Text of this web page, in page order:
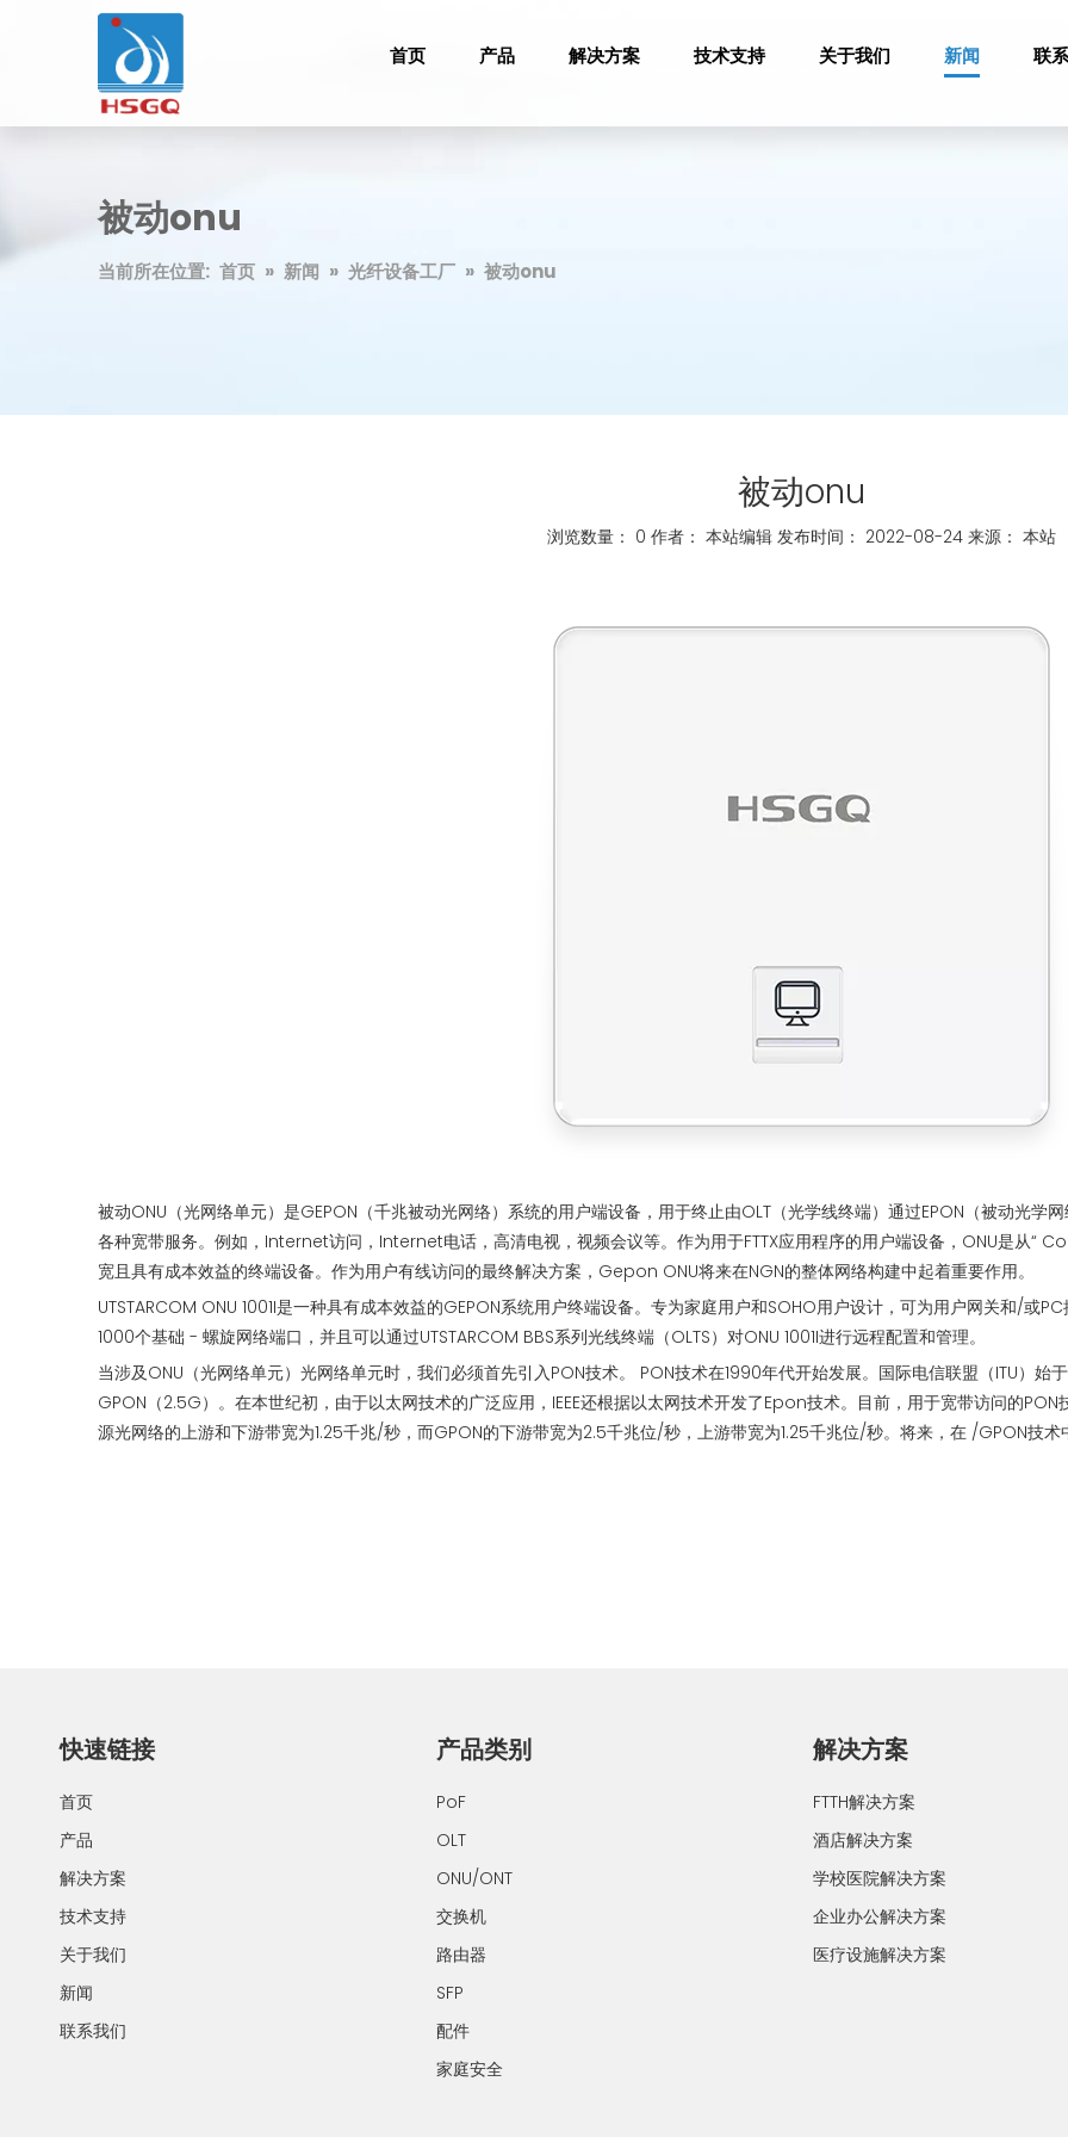
首页 产品 解决方案 技术支持 关于我们 新闻 联
被动onu
当前所在位置: 首页 » 新闻 » 光纤设备工厂 » 被动onu
被动onu
浏览数量： 0 作者： 本站编辑 发布时间： 2022-08-24 来源： 本站
被动ONU（光网络单元）是GEPON（千兆被动光网络）系统的用户端设备，用于终止由OLT（光学线终端）通过EPON（被动光学
各种宽带服务。例如，Internet访问，Internet电话，高清电视，视频会议等。作为用于FTTX应用程序的用户端设备，ONU是从“
宽且具有成本效益的终端设备。作为用户有线访问的最终解决方案，Gepon ONU将来在NGN的整体网络构建中起着重要作用。
UTSTARCOM ONU 1001I是一种具有成本效益的GEPON系统用户终端设备。专为家庭用户和SOHO用户设计，可为用户网关和/或
1000个基础 - 螺旋网络端口，并且可以通过UTSTARCOM BBS系列光线终端（OLTS）对ONU 1001I进行远程配置和管理。
当涉及ONU（光网络单元）光网络单元时，我们必须首先引入PON技术。 PON技术在1990年代开始发展。国际电信联盟（ITU）
GPON（2.5G）。在本世纪初，由于以太网技术的广泛应用，IEEE还根据以太网技术开发了Epon技术。目前，用于宽带访问的
源光网络的上游和下游带宽为1.25千兆/秒，而GPON的下游带宽为2.5千兆位/秒，上游带宽为1.25千兆位/秒。将来，在 /GPON技术
快速链接
首页
产品
解决方案
技术支持
关于我们
新闻
联系我们
产品类别
PoF
OLT
ONU/ONT
交换机
路由器
SFP
配件
家庭安全
解决方案
FTTH解决方案
酒店解决方案
学校医院解决方案
企业办公解决方案
医疗设施解决方案